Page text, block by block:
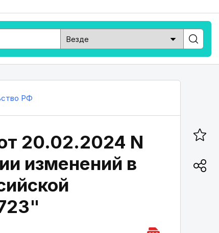
РФ
20.02.2024 N
изменений в